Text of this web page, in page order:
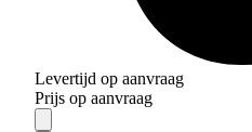
Levertijd op aanvraag
Prijs op aanvraag